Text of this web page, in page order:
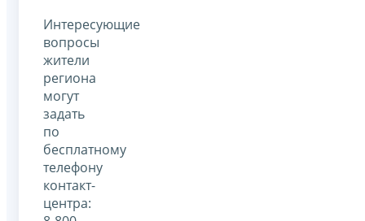
Интересующие
вопросы
жители
региона
могут
задать
по
бесплатному
телефону
контакт-
центра: